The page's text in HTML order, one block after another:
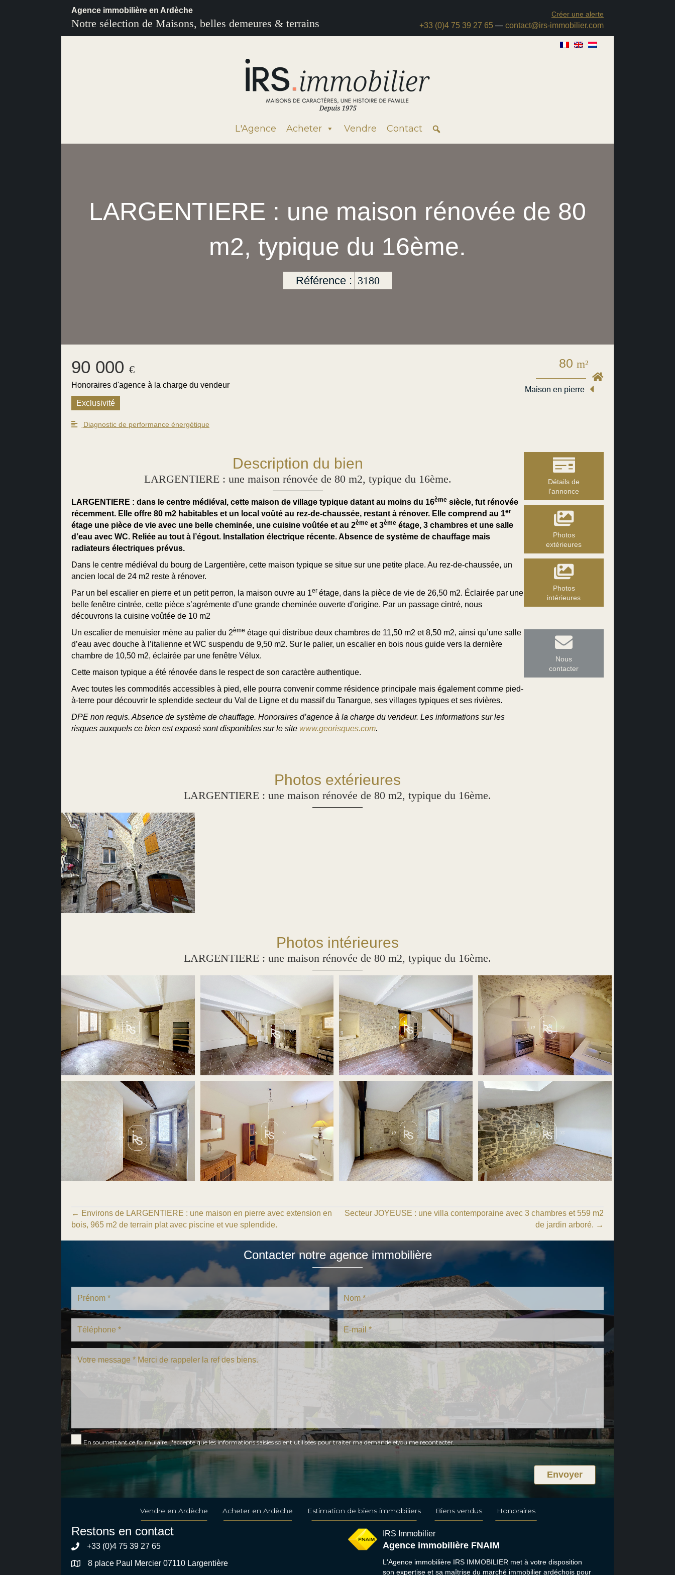
Agence immobilière en Ardèche
Notre sélection de Maisons, belles demeures & terrains
Créer une alerte
+33 (0)4 75 39 27 65 — contact@irs-immobilier.com
L'Agence Acheter Vendre Contact
LARGENTIERE : une maison rénovée de 80
m2, typique du 16ème.
Référence : 3180
90 000 €
Honoraires d'agence à la charge du vendeur
Exclusivité
Diagnostic de performance énergétique
80 m²
Maison en pierre
Description du bien
LARGENTIERE : une maison rénovée de 80 m2, typique du 16ème.
LARGENTIERE : dans le centre médiéval, cette maison de village typique datant au moins du 16ème siècle, fut rénovée
récemment. Elle offre 80 m2 habitables et un local voûté au rez-de-chaussée, restant à rénover. Elle comprend au 1er
étage une pièce de vie avec une belle cheminée, une cuisine voûtée et au 2ème et 3ème étage, 3 chambres et une salle
d’eau avec WC. Reliée au tout à l’égout. Installation électrique récente. Absence de système de chauffage mais
radiateurs électriques prévus.
Dans le centre médiéval du bourg de Largentière, cette maison typique se situe sur une petite place. Au rez-de-chaussée, un
ancien local de 24 m2 reste à rénover.
Par un bel escalier en pierre et un petit perron, la maison ouvre au 1er étage, dans la pièce de vie de 26,50 m2. Éclairée par une
belle fenêtre cintrée, cette pièce s’agrémente d’une grande cheminée ouverte d’origine. Par un passage cintré, nous
découvrons la cuisine voûtée de 10 m2
Un escalier de menuisier mène au palier du 2ème étage qui distribue deux chambres de 11,50 m2 et 8,50 m2, ainsi qu’une salle
d’eau avec douche à l’italienne et WC suspendu de 9,50 m2. Sur le palier, un escalier en bois nous guide vers la dernière
chambre de 10,50 m2, éclairée par une fenêtre Vélux.
Cette maison typique a été rénovée dans le respect de son caractère authentique.
Avec toutes les commodités accessibles à pied, elle pourra convenir comme résidence principale mais également comme pied-
à-terre pour découvrir le splendide secteur du Val de Ligne et du massif du Tanargue, ses villages typiques et ses rivières.
DPE non requis. Absence de système de chauffage. Honoraires d’agence à la charge du vendeur. Les informations sur les
risques auxquels ce bien est exposé sont disponibles sur le site www.georisques.com.
Détails de
l'annonce
Photos
extérieures
Photos
intérieures
Nous
contacter
Photos extérieures
LARGENTIERE : une maison rénovée de 80 m2, typique du 16ème.
Photos intérieures
LARGENTIERE : une maison rénovée de 80 m2, typique du 16ème.
Posts
navigation
← Environs de LARGENTIERE : une maison en pierre avec extension en
bois, 965 m2 de terrain plat avec piscine et vue splendide.
Secteur JOYEUSE : une villa contemporaine avec 3 chambres et 559 m2
de jardin arboré. →
Contacter notre agence immobilière
En soumettant ce formulaire, j'accepte que les informations saisies soient utilisées pour traiter ma demande et/ou me recontacter.
Vendre en Ardèche Acheter en Ardèche Estimation de biens immobiliers Biens vendus Honoraires
Restons en contact
+33 (0)4 75 39 27 65
8 place Paul Mercier 07110 Largentière
IRS Immobilier
Agence immobilière FNAIM
L'Agence immobilière IRS IMMOBILIER met à votre disposition
son expertise et sa maîtrise du marché immobilier ardéchois pour